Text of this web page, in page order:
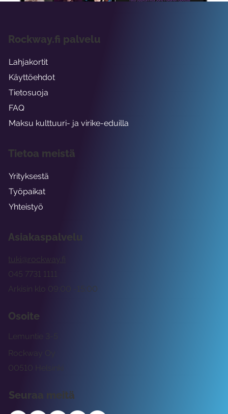
Asiakaspalvelu
tuki@rockway.fi
Arkisin klo 09:00 -15:00
045 7731 1111
Osoite
Rockway Oy
Lemuntie 3-5
00510 Helsinki
Seuraa meitä
Rockway.fi palvelu
Lahjakortit
Käyttöehdot
Tietosuoja
FAQ
Maksu kulttuuri- ja virike-eduilla
Tietoa meistä
Yrityksestä
Työpaikat
Yhteistyö